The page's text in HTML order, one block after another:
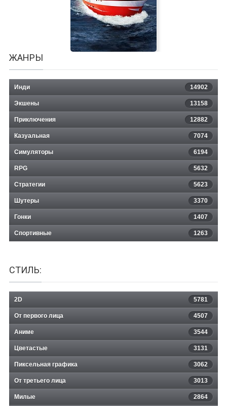
ЖАНРЫ
Инди 14902
Экшены 13158
Приключения 12882
Казуальная 7074
Симуляторы 6194
RPG 5632
Стратегии 5623
Шутеры 3370
Гонки 1407
Спортивные 1263
СТИЛЬ:
2D 5781
От первого лица 4507
Аниме 3544
Цветастые 3131
Пиксельная графика 3062
От третьего лица 3013
Милые 2864